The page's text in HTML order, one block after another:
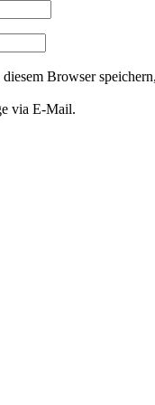
Browser
via E-Mail.